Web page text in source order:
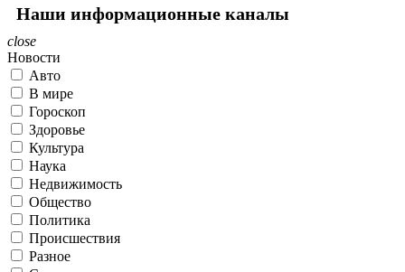
Наши информационные каналы
close
Новости
Авто
В мире
Гороскоп
Здоровье
Культура
Наука
Недвижимость
Общество
Политика
Происшествия
Разное